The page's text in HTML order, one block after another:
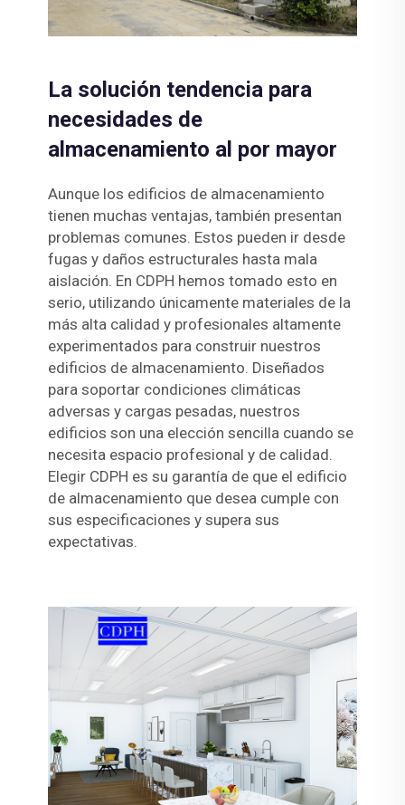
La solución tendencia para
necesidades de
almacenamiento al por mayor
Aunque los edificios de almacenamiento
tienen muchas ventajas, también presentan
problemas comunes. Estos pueden ir desde
fugas y daños estructurales hasta mala
aislación. En CDPH hemos tomado esto en
serio, utilizando únicamente materiales de la
más alta calidad y profesionales altamente
experimentados para construir nuestros
edificios de almacenamiento. Diseñados
para soportar condiciones climáticas
adversas y cargas pesadas, nuestros
edificios son una elección sencilla cuando se
necesita espacio profesional y de calidad.
Elegir CDPH es su garantía de que el edificio
de almacenamiento que desea cumple con
sus especificaciones y supera sus
expectativas.